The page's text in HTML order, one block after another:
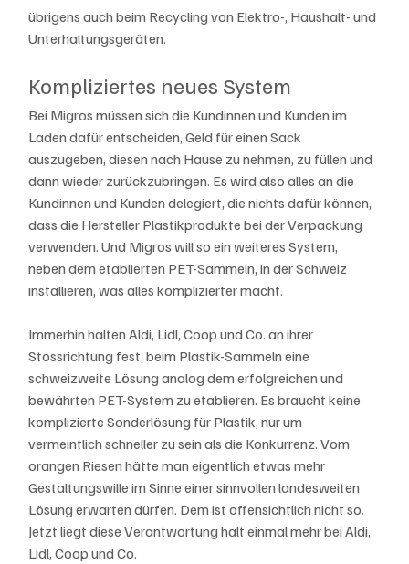
übrigens auch beim Recycling von Elektro-, Haushalt- und
Unterhaltungsgeräten.
Kompliziertes neues System
Bei Migros müssen sich die Kundinnen und Kunden im
Laden dafür entscheiden, Geld für einen Sack
auszugeben, diesen nach Hause zu nehmen, zu füllen und
dann wieder zurückzubringen. Es wird also alles an die
Kundinnen und Kunden delegiert, die nichts dafür können,
dass die Hersteller Plastikprodukte bei der Verpackung
verwenden. Und Migros will so ein weiteres System,
neben dem etablierten PET-Sammeln, in der Schweiz
installieren, was alles komplizierter macht.
Immerhin halten Aldi, Lidl, Coop und Co. an ihrer
Stossrichtung fest, beim Plastik-Sammeln eine
schweizweite Lösung analog dem erfolgreichen und
bewährten PET-System zu etablieren. Es braucht keine
komplizierte Sonderlösung für Plastik, nur um
vermeintlich schneller zu sein als die Konkurrenz. Vom
orangen Riesen hätte man eigentlich etwas mehr
Gestaltungswille im Sinne einer sinnvollen landesweiten
Lösung erwarten dürfen. Dem ist offensichtlich nicht so.
Jetzt liegt diese Verantwortung halt einmal mehr bei Aldi,
Lidl, Coop und Co.